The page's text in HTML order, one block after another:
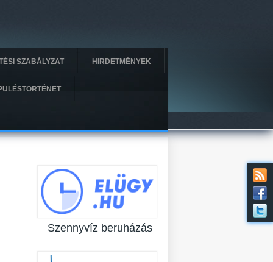
SZABÁLYZAT HIRDETMÉNYEK
Szennyvíz beruházás